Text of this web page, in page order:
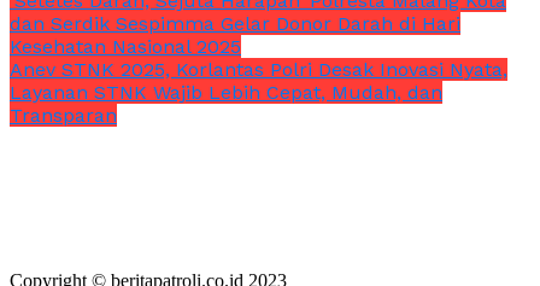
dan Serdik Sespimma Gelar Donor Darah di Hari
Kesehatan Nasional 2025
Anev STNK 2025, Korlantas Polri Desak Inovasi Nyata,
Layanan STNK Wajib Lebih Cepat, Mudah, dan
Transparan
Copyright © beritapatroli.co.id 2023